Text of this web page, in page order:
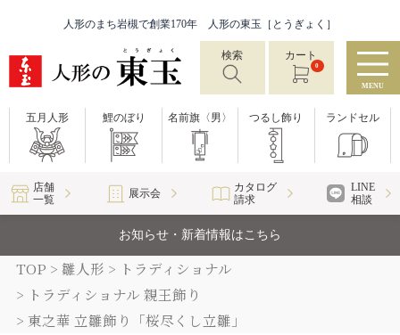
人形のまち岩槻で創業170年 人形の東玉［とうぎょく］
検索 カート
0
MENU
五月人形 鯉のぼり 名前旗〈男〉 つるし飾り ランドセル
店舗
一覧
展示会
カタログ
請求
LINE
相談
お知らせ・新着情報はこちら
TOP 雛人形
トラディショナル
トラディショナル 親王飾り
東之華 立雛飾り「桜尽くし立雛」